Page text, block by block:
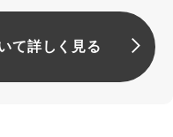
て詳しく見る